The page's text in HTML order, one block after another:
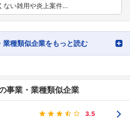
ない雑用や炎上案件…
業種類似企業をもっと読む
事業・業種類似企業
3.5